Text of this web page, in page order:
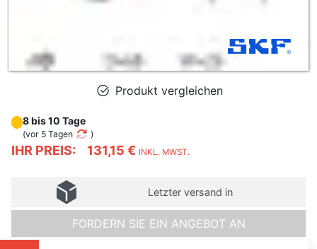
Produkt vergleichen
IHR PREIS: 131,15 € INKL. MWST.
8 bis 10 Tage
(vor 5 Tagen )
Letzter versand in
FORDERN SIE EIN ANGEBOT AN